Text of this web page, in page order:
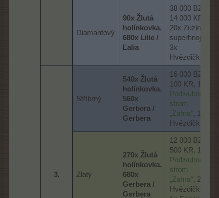
Diamantový
90x Žlutá
holínkovka,
680x Lilie /
Ľalia
38 000 BZ,
14 000 KR,
20x Zuzino
superhnojivo,
3x
Hvězdička
3.​
Stříbrný
540x Žlutá
holínkovka,
560x
Gerbera /
Gerbera
16 000 BZ, 6
100 KR, 1x
Podivuhodný
strom
„Zahra“, 1x
Hvězdička
Zlatý
270x Žlutá
holínkovka,
680x
Gerbera /
Gerbera
12 000 BZ, 4
500 KR, 1x
Podivuhodný
strom
„Zahra“, 2x
Hvězdička,